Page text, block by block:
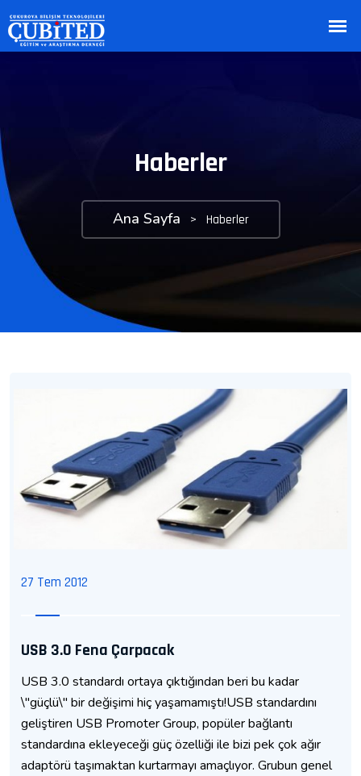
Haberler
Ana Sayfa > Haberler
27 Tem 2012
USB 3.0 Fena Çarpacak
USB 3.0 standardı ortaya çıktığından beri bu kadar
\"güçlü\" bir değişimi hiç yaşamamıştı!USB standardını
geliştiren USB Promoter Group, popüler bağlantı
standardına ekleyeceği güç özelliği ile bizi pek çok ağır
adaptörü taşımaktan kurtarmayı amaçlıyor. Grubun genel